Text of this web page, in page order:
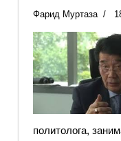
Фарид Муртаза
политолога,